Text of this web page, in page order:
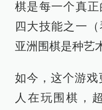
棋是每一个真
四大技能之一
亚洲围棋是种艺
如今，这个游
人在玩围棋，